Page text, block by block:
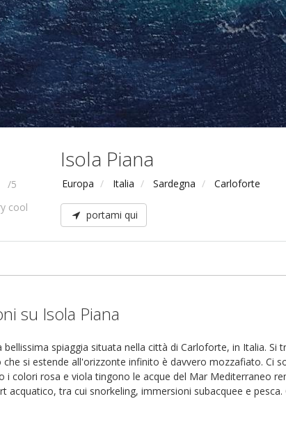
Isola Piana
Europa Italia Sardegna Carloforte
portami qui
/5
cool
su Isola Piana
bellissima spiaggia situata nella città di Carloforte, in Italia.
che si estende all'orizzonte infinito è davvero mozzafiato. Ci
i colori rosa e viola tingono le acque del Mar Mediterraneo
acquatico, tra cui snorkeling, immersioni subacquee e